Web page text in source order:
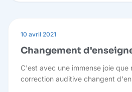
10 avril 2021
Changement
C'est avec une immense joie que
correction auditive changent